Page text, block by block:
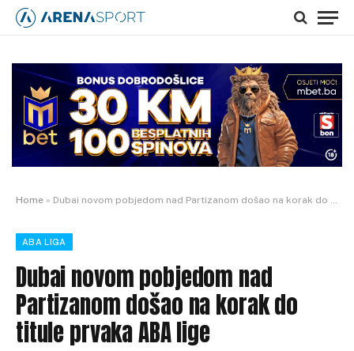
Home » Dubai novom pobjedom nad Partizanom došao na korak do titule prvaka ABA lige
ABA LIGA
Dubai novom pobjedom nad
Partizanom došao na korak do
titule prvaka ABA lige